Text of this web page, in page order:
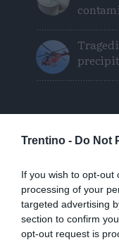
Trentino - Do Not
If you wish to opt-out
processing of your
targeted advertising
section to confirm
opt-out request is